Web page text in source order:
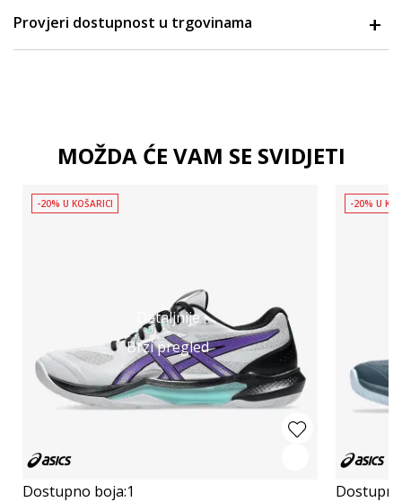
Provjeri dostupnost u trgovinama
MOŽDA ĆE VAM SE SVIDJETI
Detaljnije
Brzi pregled
-20% U KOŠARICI
Dostupno boja:1
-20% U